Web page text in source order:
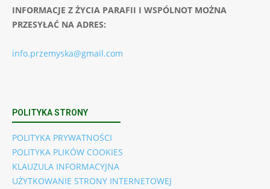
INFORMACJE Z ŻYCIA PARAFII I WSPÓLNOT MOŻNA
PRZESYŁAĆ NA ADRES:
info.przemyska@gmail.com
POLITYKA STRONY
POLITYKA PRYWATNOŚCI
POLITYKA PLIKÓW COOKIES
KLAUZULA INFORMACYJNA
UŻYTKOWANIE STRONY INTERNETOWEJ